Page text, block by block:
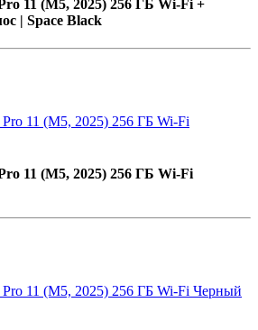
11 (M5, 2025) 256 ГБ Wi-Fi +
| Space Black
11 (M5, 2025) 256 ГБ Wi-Fi